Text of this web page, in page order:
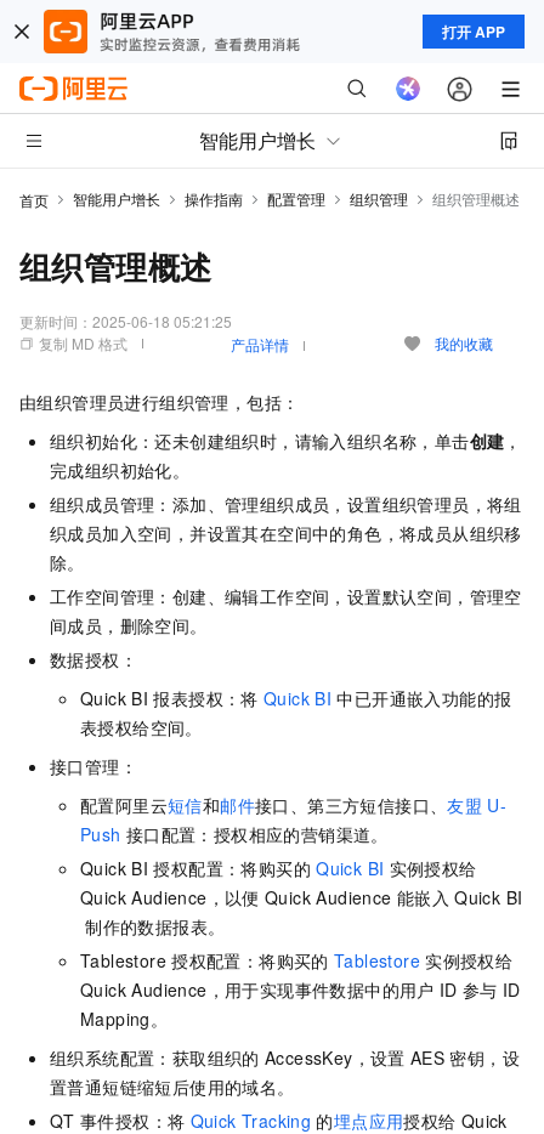
打开 APP
智能用户增长
首页 智能用户增长 操作指南 配置管理 组织管理 组织管理概述
组织管理概述
更新时间： 2025-06-18 05:21:25
复制 MD 格式
产品详情 我的收藏
由组织管理员进行组织管理，包括：
组织初始化：还未创建组织时，请输入组织名称，单击创建 ，
完成组织初始化。
组织成员管理：添加、管理组织成员，设置组织管理员，将组
织成员加入空间，并设置其在空间中的角色，将成员从组织移
除。
工作空间管理：创建、编辑工作空间，设置默认空间，管理空
间成员，删除空间。
数据授权：
Quick BI 报表授权：将 Quick BI 中已开通嵌入功能的报
表授权给空间。
接口管理：
配置阿里云短信和邮件接口、第三方短信接口、友盟 U-
Push 接口配置：授权相应的营销渠道。
Quick BI 授权配置：将购买的 Quick BI 实例授权给
Quick Audience，以便 Quick Audience 能嵌入 Quick BI
制作的数据报表。
Tablestore 授权配置：将购买的 Tablestore 实例授权给
Quick Audience，用于实现事件数据中的用户 ID 参与 ID
Mapping。
组织系统配置：获取组织的 AccessKey，设置 AES 密钥，设
置普通短链缩短后使用的域名。
QT 事件授权：将 Quick Tracking 的埋点应用授权给 Quick